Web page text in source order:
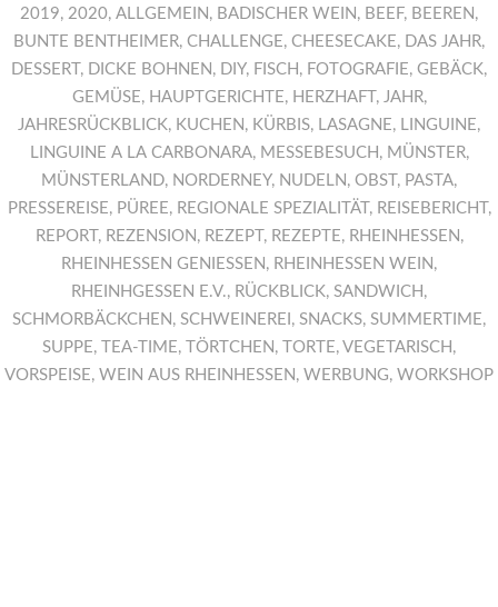
2019, 2020, ALLGEMEIN , BADISCHER WEIN , BEEF, BEEREN ,
BUNTE BENTHEIMER, CHALLENGE , CHEESECAKE , DAS JAHR,
DESSERT , DICKE BOHNEN , DIY, FISCH , FOTOGRAFIE , GEBÄCK,
GEMÜSE , HAUPTGERICHTE , HERZHAFT , JAHR,
JAHRESRÜCKBLICK, KUCHEN , KÜRBIS, LASAGNE , LINGUINE ,
LINGUINE A LA CARBONARA, MESSEBESUCH , MÜNSTER,
MÜNSTERLAND, NORDERNEY, NUDELN , OBST , PASTA,
PRESSEREISE , PÜREE , REGIONALE SPEZIALITÄT , REISEBERICHT ,
REPORT , REZENSION , REZEPT , REZEPTE , RHEINHESSEN ,
RHEINHESSEN GENIESSEN
, RHEINHESSEN WEIN ,
RHEINHGESSEN E.V., RÜCKBLICK, SANDWICH ,
SCHMORBÄCKCHEN , SCHWEINEREI , SNACKS, SUMMERTIME ,
SUPPE , TEA-TIME , TÖRTCHEN , TORTE , VEGETARISCH ,
VORSPEISE , WEIN AUS RHEINHESSEN , WERBUNG, WORKSHOP